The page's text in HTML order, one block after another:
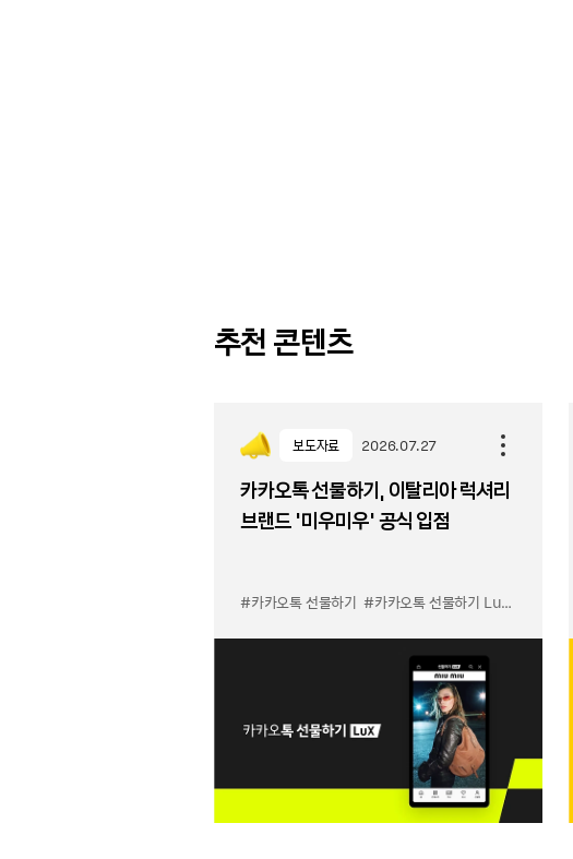
추천 콘텐츠
보도자료 2026.07.27
카카오톡 선물하기, 이탈리아 럭셔리
브랜드 '미우미우' 공식 입점
#카카오톡 선물하기 #카카오톡 선물하기 LuX 미우미우 입점